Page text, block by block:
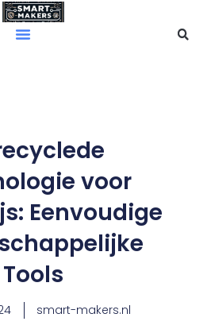
voor
Eenvoudige
Tools
smart-makers.nl